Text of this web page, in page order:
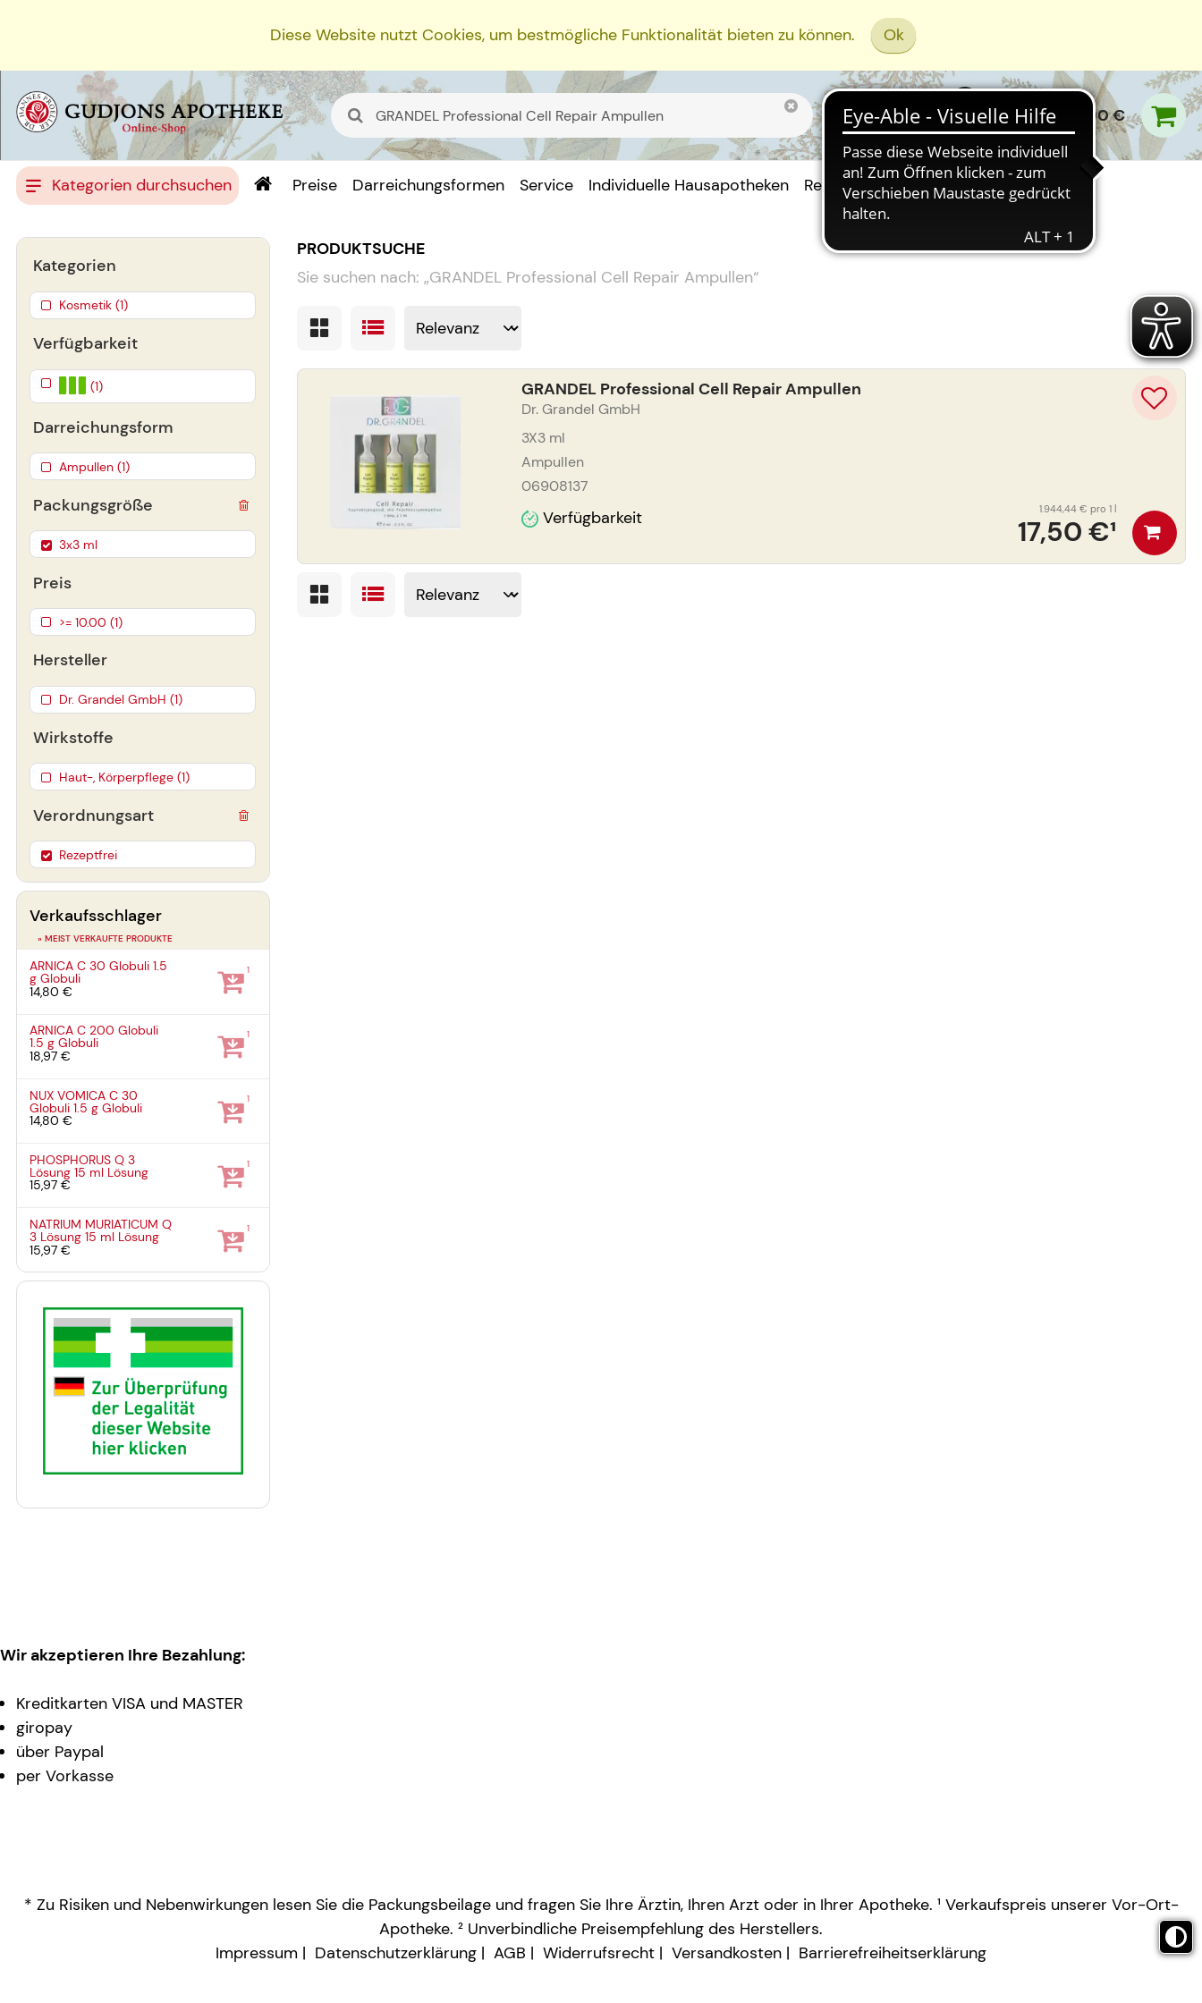
Diese Website nutzt Cookies, um bestmögliche Funktionalität bieten zu können. Ok
0,00 €
Kategorien durchsuchen Preise Darreichungsformen Service Individuelle Hausapotheken Rezept Einreichen
PRODUKTSUCHE
Sie suchen nach: „GRANDEL Professional Cell Repair Ampullen“
GRANDEL Professional Cell Repair Ampullen
Dr. Grandel GmbH
3X3 ml
Ampullen
06908137
Verfügbarkeit 17,50 €¹
1.944,44 € pro 1 l
Verfügbarkeit
(1)
Darreichungsform
Ampullen (1)
Packungsgröße
3x3 ml
Preis
>= 10.00 (1)
Hersteller
Dr. Grandel GmbH (1)
Wirkstoffe
Haut-, Körperpflege (1)
Kategorien
Kosmetik (1)
Verordnungsart
Rezeptfrei
Verkaufsschlager
» MEIST VERKAUFTE PRODUKTE
ARNICA C 30 Globuli1.5
gGlobuli
14,80 €
1
ARNICA C 200 Globuli
1.5 gGlobuli
18,97 €
1
NUX VOMICA C 30
Globuli1.5 gGlobuli
14,80 €
1
PHOSPHORUS Q 3
Lösung15 ml Lösung
15,97 €
1
NATRIUM MURIATICUM Q
3 Lösung15 ml Lösung
15,97 €
1
Wir akzeptieren Ihre Bezahlung:
Kreditkarten VISA und MASTER
giropay
über Paypal
per Vorkasse
* Zu Risiken und Nebenwirkungen lesen Sie die Packungsbeilage und fragen Sie Ihre Ärztin, Ihren Arzt oder in Ihrer Apotheke. ¹ Verkaufspreis unserer Vor-Ort-
Apotheke. ² Unverbindliche Preisempfehlung des Herstellers.
Impressum
Datenschutzerklärung AGB Widerrufsrecht Versandkosten Barrierefreiheitserklärung